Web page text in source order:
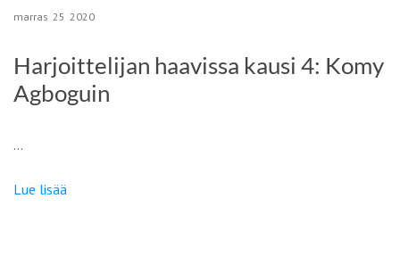
marras 25 2020
Harjoittelijan haavissa kausi 4: Komy
Agboguin
…
Lue lisää